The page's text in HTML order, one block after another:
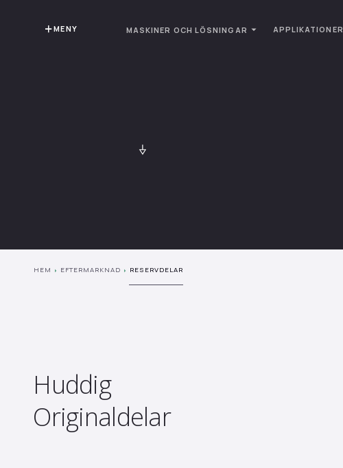
MENY MASKINER OCH LÖSNINGAR APPLIKATIONER
HEM EFTERMARKNAD RESERVDELAR
Huddig
Originaldelar